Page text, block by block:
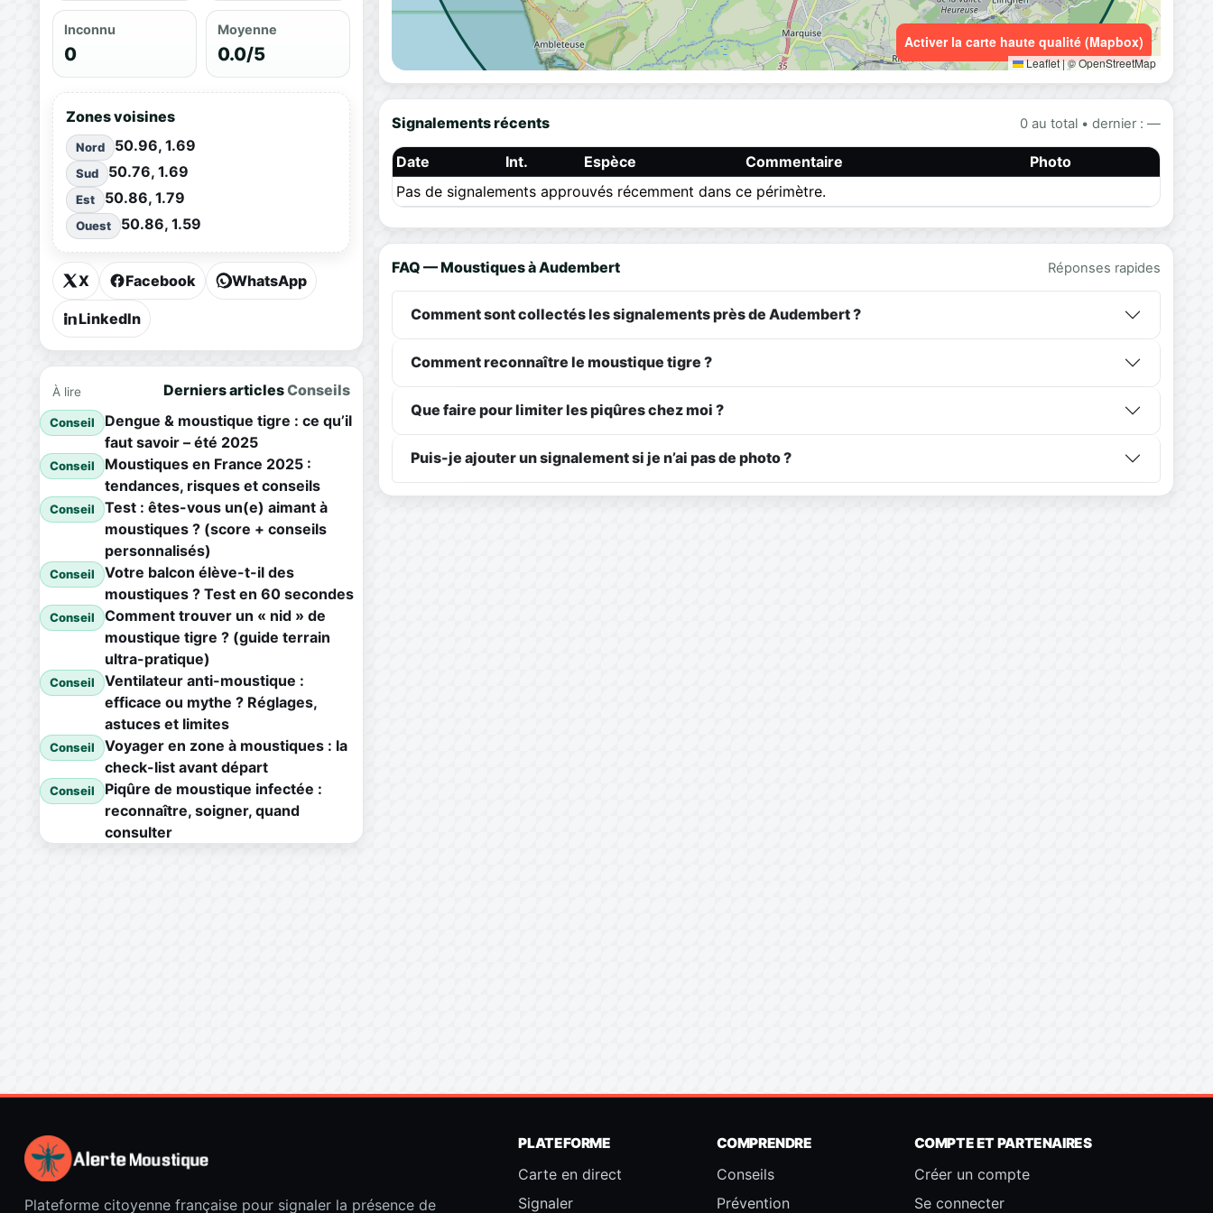
Inconnu
0
Moyenne
0.0/5
Zones voisines
Nord 50.96, 1.69
Sud 50.76, 1.69
Est 50.86, 1.79
Ouest 50.86, 1.59
X Facebook WhatsApp
LinkedIn
À lire Derniers articlesConseils
Conseil
Dengue & moustique tigre : ce qu’il
faut savoir – été 2025
Conseil
Moustiques en France 2025 :
tendances, risques et conseils
Conseil
Test : êtes-vous un(e) aimant à
moustiques ? (score + conseils
personnalisés)
Conseil
Votre balcon élève-t-il des
moustiques ? Test en 60 secondes
Conseil
Comment trouver un « nid » de
moustique tigre ? (guide terrain
ultra-pratique)
Conseil
Ventilateur anti-moustique :
efficace ou mythe ? Réglages,
astuces et limites
Conseil
Voyager en zone à moustiques : la
check-list avant départ
Conseil
Piqûre de moustique infectée :
reconnaître, soigner, quand
consulter
Leaflet|© OpenStreetMap
Activer la carte haute qualité (Mapbox)
Signalements récents 0 au total • dernier : —
Date Int. Espèce Commentaire
Photo
Pas de signalements approuvés récemment dans ce périmètre.
FAQ — Moustiques à Audembert Réponses rapides
Comment sont collectés les signalements près de Audembert ?
Comment reconnaître le moustique tigre ?
Que faire pour limiter les piqûres chez moi ?
Puis-je ajouter un signalement si je n’ai pas de photo ?
Plateforme citoyenne française pour signaler la présence de
PLATEFORME
Carte en direct
Signaler
COMPRENDRE
Conseils
Prévention
COMPTE ET PARTENAIRES
Créer un compte
Se connecter